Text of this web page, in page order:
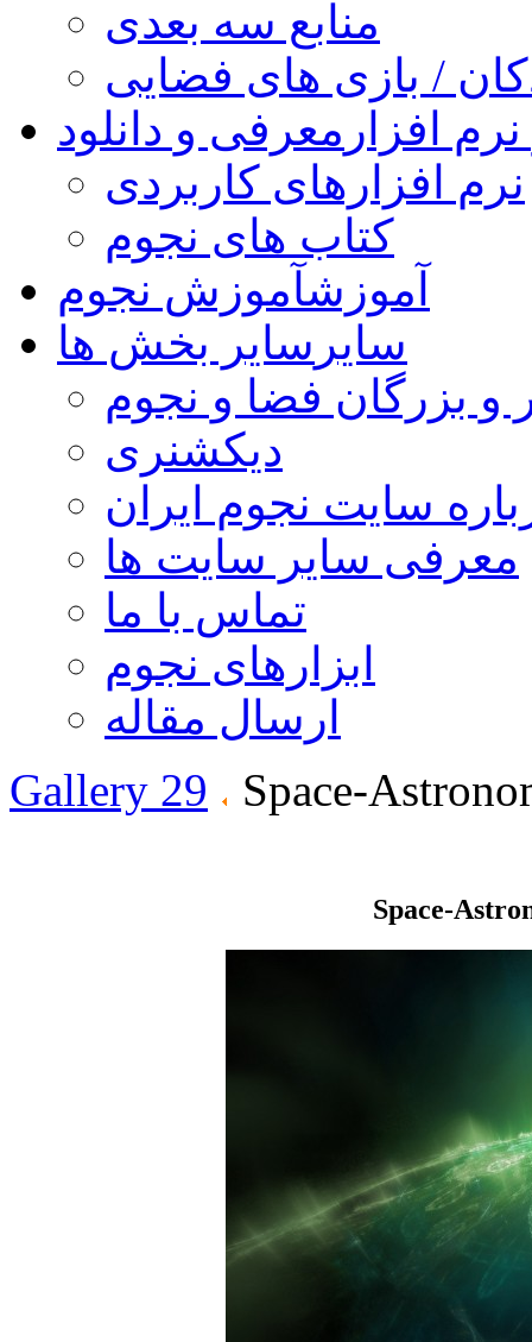
منابع سه بعدی
/ بازی های فضایی
افزار معرفی و دانلود
نرم افزارهای کاربردی
کتاب های نجوم
آموزشآموزش نجوم
سایر سایر بخش ها
و بزرگان فضا و نجوم
دیکشنری
سایت نجوم ایران
معرفی سایر سایت ها
تماس با ما
ابزارهای نجوم
ارسال مقاله
Gallery 29
Space-
Space-